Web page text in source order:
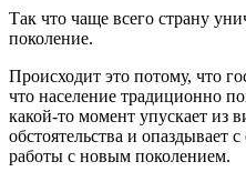
Так что чаще всего страну
поколение.
Происходит это потому, что
что население традиционно
какой-то момент упускает из
обстоятельства и опаздывает
работы с новым поколением.